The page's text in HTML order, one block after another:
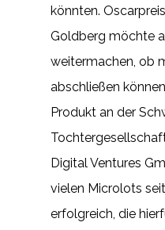
könnten.
Goldberg möchte
weitermachen, ob
abschließen
Produkt an der
Digital Ventures
vielen Microlots
erfolgreich, die